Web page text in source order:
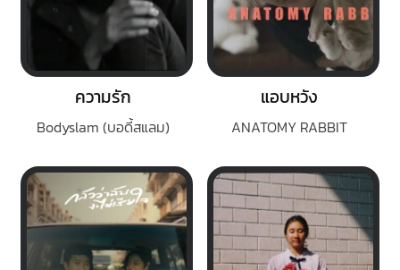
ความรัก
Bodyslam (บอดี้สแลม)
แอบหวัง
ANATOMY RABBIT